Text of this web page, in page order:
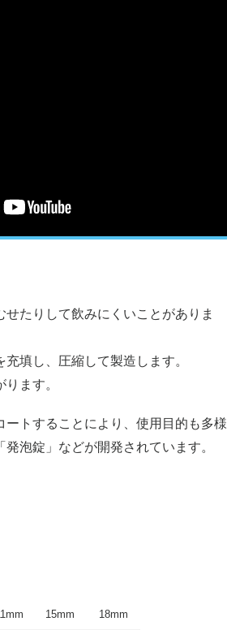
たりして飲みにくいことがありま
填し、圧縮して製造します。
ます。
トすることにより、使用目的も多様
泡錠」などが開発されています。
15mm 18mm